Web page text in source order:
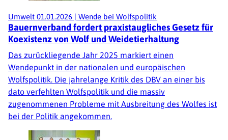
Umwelt 01.01.2026 | Wende bei Wolfspolitik
Bauernverband fordert praxistaugliches Gesetz für
Koexistenz von Wolf und Weidetierhaltung
Das zurückliegende Jahr 2025 markiert einen
Wendepunkt in der nationalen und europäischen
Wolfspolitik. Die jahrelange Kritik des DBV an einer bis
dato verfehlten Wolfspolitik und die massiv
zugenommenen Probleme mit Ausbreitung des Wolfes ist
bei der Politik angekommen.